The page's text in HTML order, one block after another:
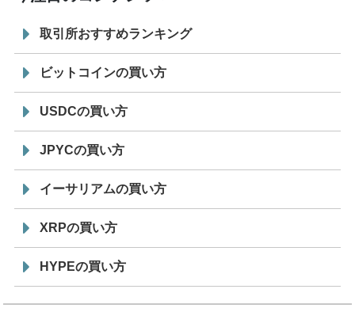
取引所おすすめランキング
ビットコインの買い方
USDCの買い方
JPYCの買い方
イーサリアムの買い方
XRPの買い方
HYPEの買い方